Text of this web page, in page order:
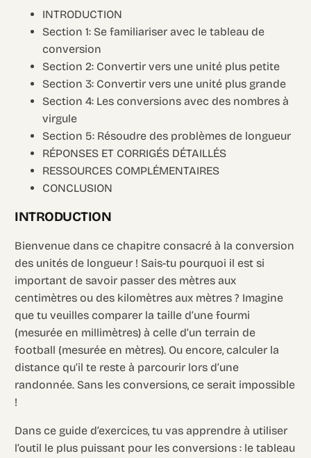
INTRODUCTION
Section 1: Se familiariser avec le tableau de
conversion
Section 2: Convertir vers une unité plus petite
Section 3: Convertir vers une unité plus grande
Section 4: Les conversions avec des nombres à
virgule
Section 5: Résoudre des problèmes de longueur
RÉPONSES ET CORRIGÉS DÉTAILLÉS
RESSOURCES COMPLÉMENTAIRES
CONCLUSION
INTRODUCTION
Bienvenue dans ce chapitre consacré à la conversion
des unités de longueur ! Sais-tu pourquoi il est si
important de savoir passer des mètres aux
centimètres ou des kilomètres aux mètres ? Imagine
que tu veuilles comparer la taille d’une fourmi
(mesurée en millimètres) à celle d’un terrain de
football (mesurée en mètres). Ou encore, calculer la
distance qu’il te reste à parcourir lors d’une
randonnée. Sans les conversions, ce serait impossible
!
Dans ce guide d’exercices, tu vas apprendre à utiliser
l’outil le plus puissant pour les conversions : le tableau